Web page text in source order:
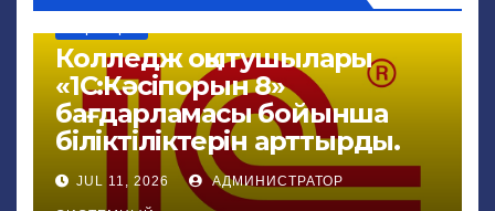
Колледж оқытушылары
«1С:Кәсіпорын 8»
бағдарламасы бойынша
біліктіліктерін арттырды.
JUL 11, 2026 АДМИНИСТРАТОР